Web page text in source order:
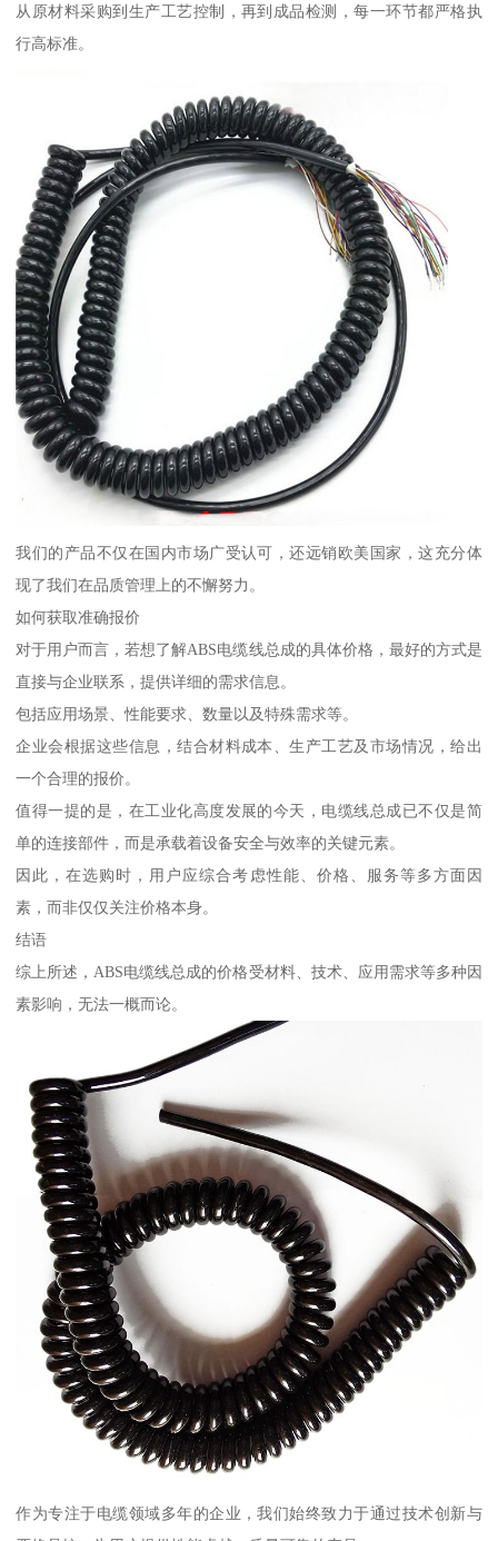
从原材料采购到生产工艺控制，再到成品检测，每一环节都严格执
行高标准。
我们的产品不仅在国内市场广受认可，还远销欧美国家，这充分体
现了我们在品质管理上的不懈努力。
如何获取准确报价
对于用户而言，若想了解ABS电缆线总成的具体价格，最好的方式是
直接与企业联系，提供详细的需求信息。
包括应用场景、性能要求、数量以及特殊需求等。
企业会根据这些信息，结合材料成本、生产工艺及市场情况，给出
一个合理的报价。
值得一提的是，在工业化高度发展的今天，电缆线总成已不仅是简
单的连接部件，而是承载着设备安全与效率的关键元素。
因此，在选购时，用户应综合考虑性能、价格、服务等多方面因
素，而非仅仅关注价格本身。
结语
综上所述，ABS电缆线总成的价格受材料、技术、应用需求等多种因
素影响，无法一概而论。
作为专注于电缆领域多年的企业，我们始终致力于通过技术创新与